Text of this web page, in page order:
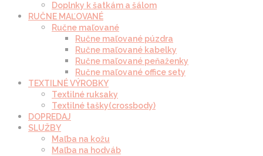
Doplnky k šatkám a šálom
RUČNE MAĽOVANÉ
Ručne maľované
Ručne maľované púzdra
Ručne maľované kabelky
Ručne maľované peňaženky
Ručne maľované office sety
TEXTILNÉ VÝROBKY
Textilné ruksaky
Textilné tašky(crossbody)
DOPREDAJ
SLUŽBY
Maľba na kožu
Maľba na hodváb